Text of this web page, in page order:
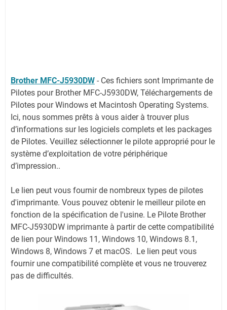
Brother MFC-J5930DW - Ces fichiers sont Imprimante de
Pilotes pour Brother MFC-J5930DW, Téléchargements de
Pilotes pour Windows et Macintosh Operating Systems.
Ici, nous sommes prêts à vous aider à trouver plus
d’informations sur les logiciels complets et les packages
de Pilotes. Veuillez sélectionner le pilote approprié pour le
système d’exploitation de votre périphérique
d’impression..
Le lien peut vous fournir de nombreux types de pilotes
d'imprimante. Vous pouvez obtenir le meilleur pilote en
fonction de la spécification de l'usine. Le Pilote Brother
MFC-J5930DW imprimante à partir de cette compatibilité
de lien pour Windows 11, Windows 10, Windows 8.1,
Windows 8, Windows 7 et macOS. Le lien peut vous
fournir une compatibilité complète et vous ne trouverez
pas de difficultés.